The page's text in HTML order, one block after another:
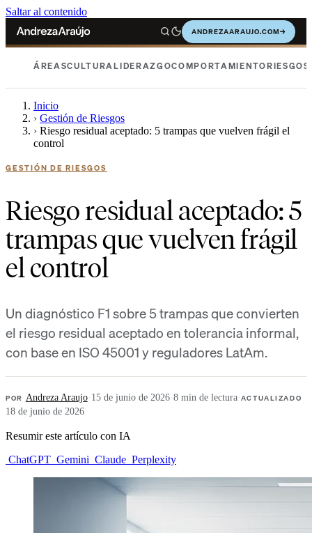
Saltar al contenido
ANDREZAARAUJO.COM→
ÁREASCULTURALIDERAZGOCOMPORTAMIENTORIESGOS
Inicio
› Gestión de Riesgos
› Riesgo residual aceptado: 5 trampas que vuelven frágil el
control
GESTIÓN DE RIESGOS
Riesgo residual aceptado: 5
trampas que vuelven frágil
el control
Un diagnóstico F1 sobre 5 trampas que convierten
el riesgo residual aceptado en tolerancia informal,
con base en ISO 45001 y reguladores LatAm.
POR Andreza Araujo· 15 de junio de 2026·8 min de lectura·ACTUALIZADO
18 de junio de 2026
Resumir este artículo con IA
ChatGPT Gemini Claude Perplexity